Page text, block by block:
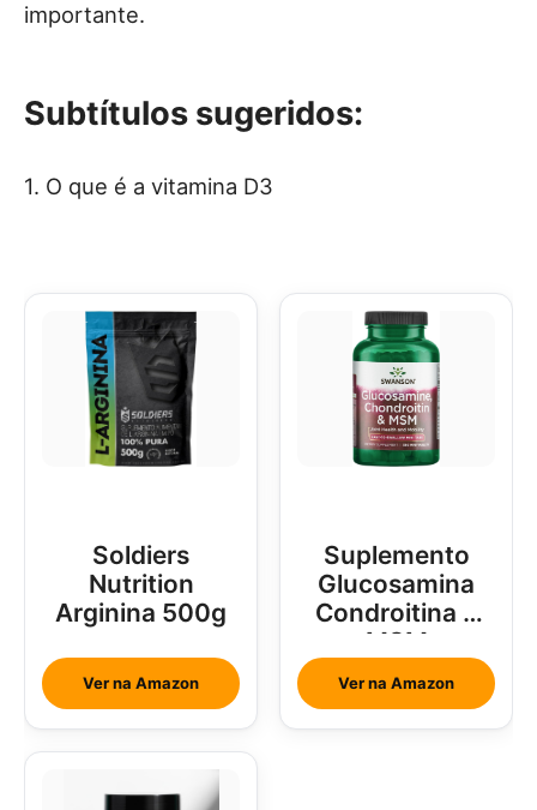
importante.
Subtítulos sugeridos:
1. O que é a vitamina D3
Soldiers
Nutrition
Arginina 500g
Ver na Amazon
Suplemento
Glucosamina
Condroitina e
MSM
Ver na Amazon